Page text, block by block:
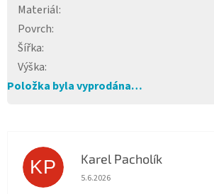
Materiál:
Povrch:
Šířka:
Výška:
Položka byla vyprodána…
KP Karel Pacholík
Hodnocení obchodu je 4 z 5
5.6.2026